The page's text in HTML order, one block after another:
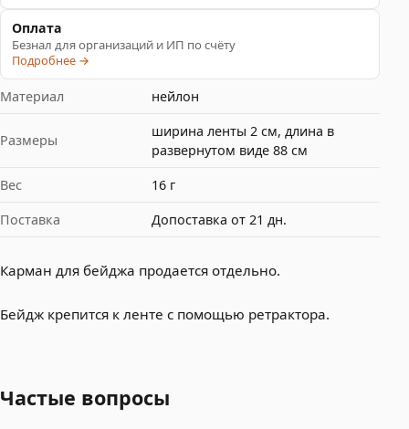
Оплата
Безнал для организаций и ИП по счёту
Подробнее →
Материал нейлон
Размеры
ширина ленты 2 см, длина в
развернутом виде 88 см
Вес
16 г
Поставка
Допоставка от 21 дн.
Карман для бейджа продается отдельно.
Бейдж крепится к ленте с помощью ретрактора.
Частые вопросы